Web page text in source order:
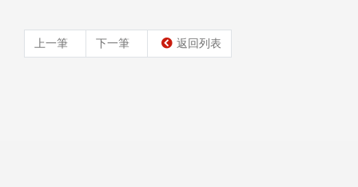
上一筆 下一筆 返回列表